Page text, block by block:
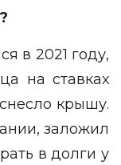
в 2021 году,
на ставках
крышу.
заложил
в долги у